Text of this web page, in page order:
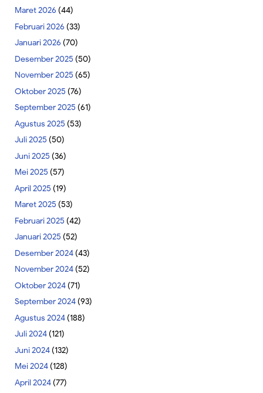
Maret 2026 (44)
Februari 2026 (33)
Januari 2026 (70)
Desember 2025 (50)
November 2025 (65)
Oktober 2025 (76)
September 2025 (61)
Agustus 2025 (53)
Juli 2025 (50)
Juni 2025 (36)
Mei 2025 (57)
April 2025 (19)
Maret 2025 (53)
Februari 2025 (42)
Januari 2025 (52)
Desember 2024(43)
November 2024(52)
Oktober 2024(71)
September 2024(93)
Agustus 2024(188)
Juli 2024(121)
Juni 2024(132)
Mei 2024(128)
April 2024(77)